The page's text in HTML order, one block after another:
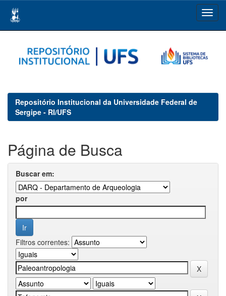
navigation
Repositório Institucional da Universidade Federal de
Sergipe - RI/UFS
Página de Busca
Buscar em:
por
Filtros correntes: